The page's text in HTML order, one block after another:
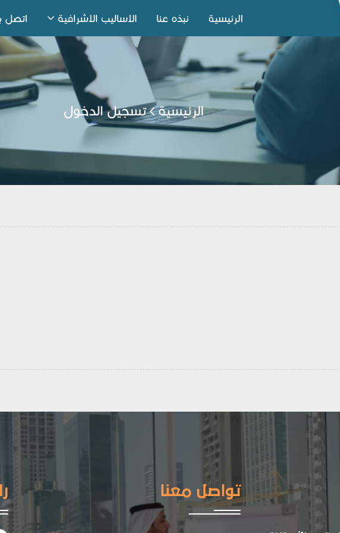
الرئيسية نبذه عنا الاساليب الاشرافية اتصل
الرئيسية تسجيل الدخول
تواصل معنا